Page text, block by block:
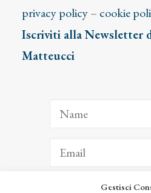
Gestisci
privacy policy– cookie
Iscriviti alla Newsletter
Matteucci